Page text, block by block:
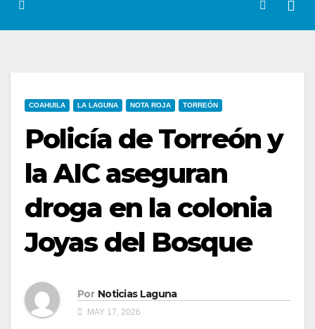
COAHUILA LA LAGUNA NOTA ROJA TORREÓN
Policía de Torreón y
la AIC aseguran
droga en la colonia
Joyas del Bosque
Por Noticias Laguna
MAY 17, 2026